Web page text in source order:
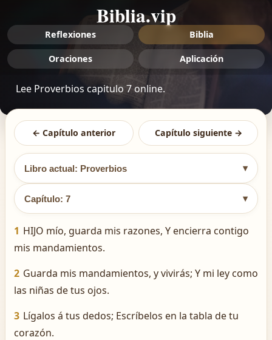
Biblia.vip
Reflexiones Biblia
Oraciones Aplicación
Lee Proverbios capitulo 7 online.
← Capítulo anterior Capítulo siguiente →
Libro actual: Proverbios ▾
Capítulo: 7 ▾
1 HIJO mío, guarda mis razones, Y encierra contigo
mis mandamientos.
2 Guarda mis mandamientos, y vivirás; Y mi ley como
las niñas de tus ojos.
3 Lígalos á tus dedos; Escríbelos en la tabla de tu
corazón.